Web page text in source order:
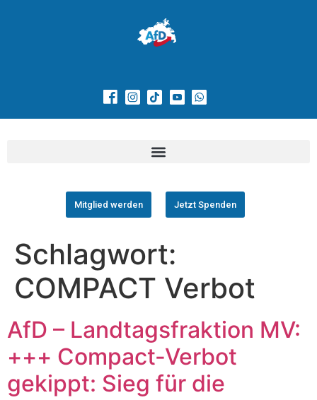
Mitglied werden Jetzt Spenden
Schlagwort:
COMPACT Verbot
AfD – Landtagsfraktion MV:
+++ Compact-Verbot
gekippt: Sieg für die